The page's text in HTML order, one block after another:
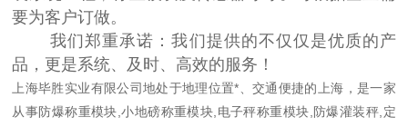
要为客户订做。
我们郑重承诺：我们提供的不仅仅是优质的产
品，更是系统、及时、高效的服务！
上海毕胜实业有限公司地处于地理位置*、交通便捷的上海，是一家
从事防爆称重模块,小地磅称重模块,电子秤称重模块,防爆灌装秤,定